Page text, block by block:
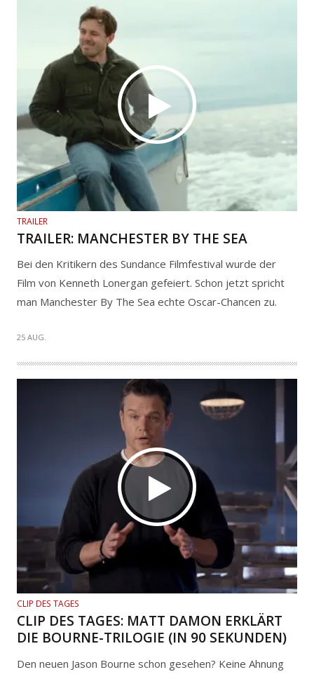
TRAILER
TRAILER: MANCHESTER BY THE SEA
Bei den Kritikern des Sundance Filmfestival wurde der
Film von Kenneth Lonergan gefeiert. Schon jetzt spricht
man Manchester By The Sea echte Oscar-Chancen zu.
25 AUG.
CLIP DES TAGES
CLIP DES TAGES: MATT DAMON ERKLÄRT
DIE BOURNE-TRILOGIE (IN 90 SEKUNDEN)
Den neuen Jason Bourne schon gesehen? Keine Ahnung